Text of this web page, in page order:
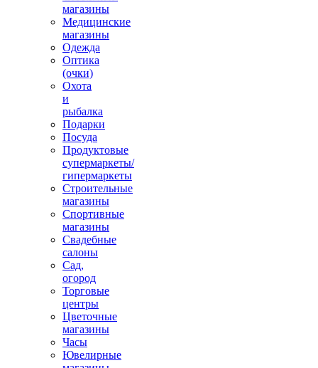
магазины
Медицинские
магазины
Одежда
Оптика
(очки)
Охота
и
рыбалка
Подарки
Посуда
Продуктовые
супермаркеты/
гипермаркеты
Строительные
магазины
Спортивные
магазины
Свадебные
салоны
Сад,
огород
Торговые
центры
Цветочные
магазины
Часы
Ювелирные